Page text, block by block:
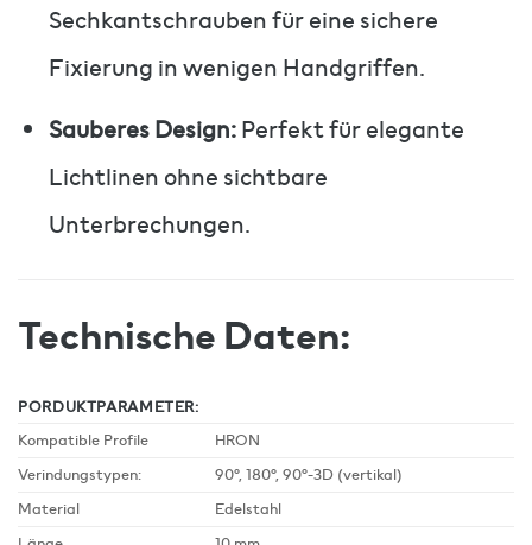
Sechkantschrauben für eine sichere
Fixierung in wenigen Handgriffen.
Sauberes Design:Perfekt für elegante
Lichtlinen ohne sichtbare
Unterbrechungen.
Technische Daten:
PORDUKTPARAMETER:
Kompatible Profile
HRON
Verindungstypen:
90°, 180°, 90°-3D (vertikal)
Material
Edelstahl